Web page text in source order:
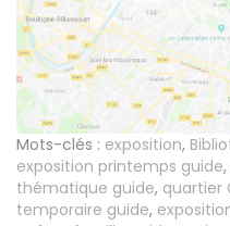
Mots-clés : exposition,
exposition printemps guide,
thématique guide, quartier
temporaire guide,